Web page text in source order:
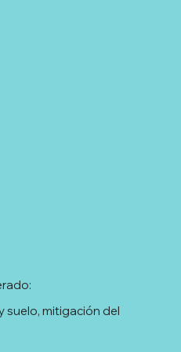
suelo, mitigación del